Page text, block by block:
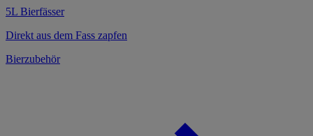
5L Bierfässer
Direkt aus dem Fass zapfen
Bierzubehör